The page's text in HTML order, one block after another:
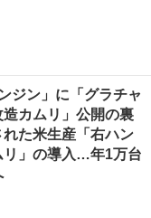
ジン」に「グラチャ
カムリ」公開の裏
た米生産「右ハン
リ」の導入…年1万台